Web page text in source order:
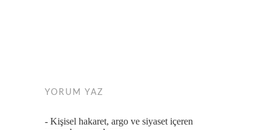
YORUM YAZ
- Kişisel hakaret, argo ve siyaset içeren